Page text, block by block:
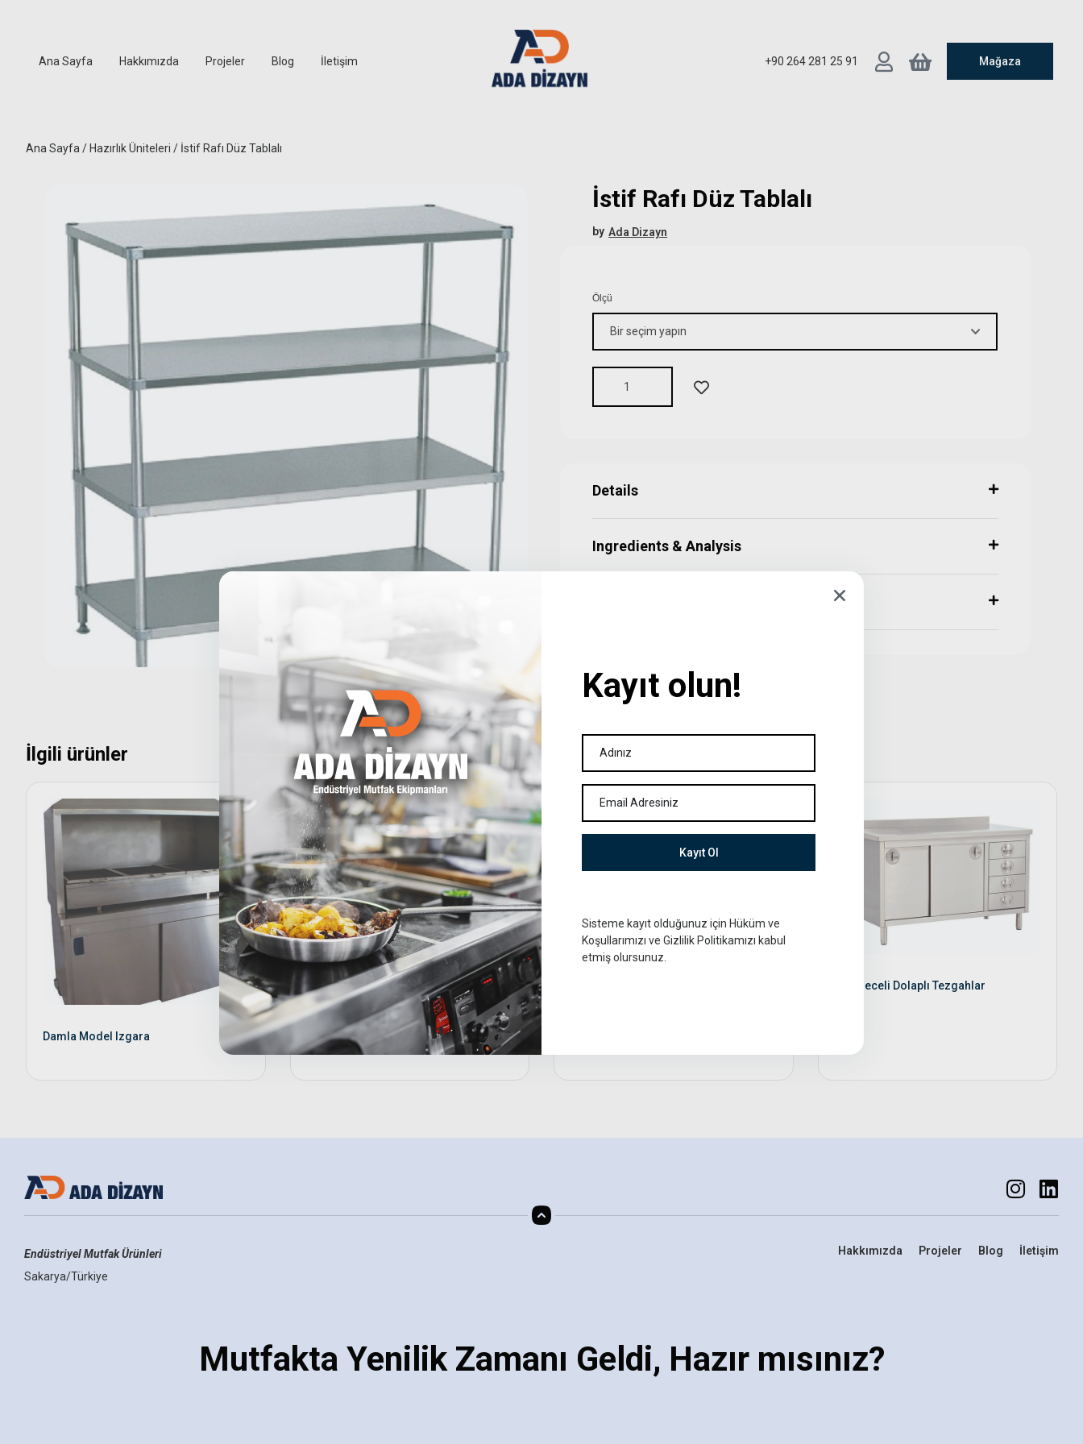
Ana Sayfa Hakkımızda Projeler Blog İletişim +90 264 281 25 91 Mağaza
Ana Sayfa / Hazırlık Üniteleri / İstif Rafı Düz Tablalı
İstif Rafı Düz Tablalı
by Ada Dizayn
Ölçü
Details
Ingredients & Analysis
İlgili ürünler
Damla Model Izgara
Orta Tip Çift Filtreli Davlumbaz
Çekmeceli Dolaplı Tezgahlar
Endüstriyel Mutfak Ürünleri
Sakarya/Türkiye
Hakkımızda Projeler Blog İletişim
Mutfakta Yenilik Zamanı Geldi, Hazır mısınız?
Kayıt olun!
Kayıt Ol
Sisteme kayıt olduğunuz için Hüküm ve
Koşullarımızı ve Gizlilik Politikamızı kabul
etmiş olursunuz.